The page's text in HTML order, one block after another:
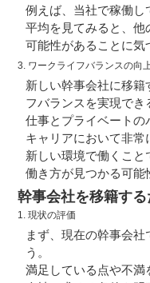
例えば、当社で稼働
平均を見てみると、他
可能性があることに気
3. ワークライフバランスの向
新しい幹事会社に移籍
フバランスを実現でき
仕事とプライベートの
キャリアにおいて非常
新しい環境で働くこと
働き方が見つかる可能
幹事会社を移籍す
1. 現状の評価
まず、現在の幹事会社
う。
満足している点や不満